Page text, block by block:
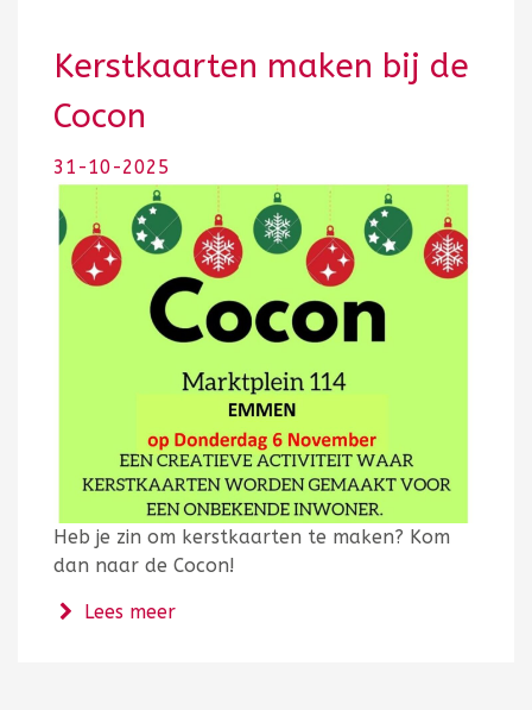
Kerstkaarten maken bij de
Cocon
31-10-2025
Heb je zin om kerstkaarten te maken? Kom
dan naar de Cocon!
Lees meerover Kerstkaarten maken bij de Cocon